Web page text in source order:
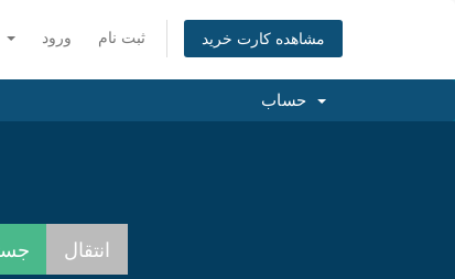
ورود ثبت نام مشاهده کارت خرید